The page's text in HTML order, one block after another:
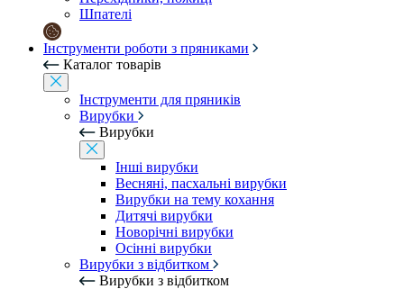
Шпателі
Інструменти роботи з пряниками
Каталог товарів
Інструменти для пряників
Вирубки
Вирубки
Інші вирубки
Весняні, пасхальні вирубки
Вирубки на тему кохання
Дитячі вирубки
Новорічні вирубки
Осінні вирубки
Вирубки з відбитком
Вирубки з відбитком